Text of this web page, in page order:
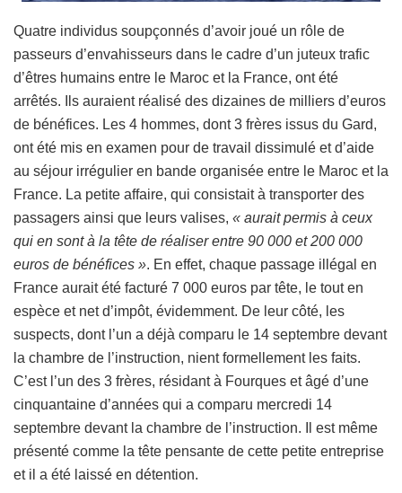
Quatre individus soupçonnés d’avoir joué un rôle de
passeurs d’envahisseurs dans le cadre d’un juteux trafic
d’êtres humains entre le Maroc et la France, ont été
arrêtés. Ils auraient réalisé des dizaines de milliers d’euros
de bénéfices. Les 4 hommes, dont 3 frères issus du Gard,
ont été mis en examen pour de travail dissimulé et d’aide
au séjour irrégulier en bande organisée entre le Maroc et la
France. La petite affaire, qui consistait à transporter des
passagers ainsi que leurs valises, « aurait permis à ceux
qui en sont à la tête de réaliser entre 90 000 et 200 000
euros de bénéfices ». En effet, chaque passage illégal en
France aurait été facturé 7 000 euros par tête, le tout en
espèce et net d’impôt, évidemment. De leur côté, les
suspects, dont l’un a déjà comparu le 14 septembre devant
la chambre de l’instruction, nient formellement les faits.
C’est l’un des 3 frères, résidant à Fourques et âgé d’une
cinquantaine d’années qui a comparu mercredi 14
septembre devant la chambre de l’instruction. Il est même
présenté comme la tête pensante de cette petite entreprise
et il a été laissé en détention.